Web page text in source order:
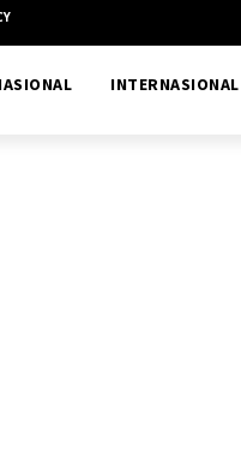
INTERNASIONAL